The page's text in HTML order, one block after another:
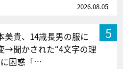
2026.08.05
5
美貴、14歳長男の服に
→聞かされた“4文字の理
に困惑「…